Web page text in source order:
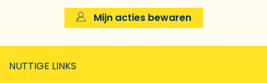
Mijn acties bewaren
NUTTIGE LINKS